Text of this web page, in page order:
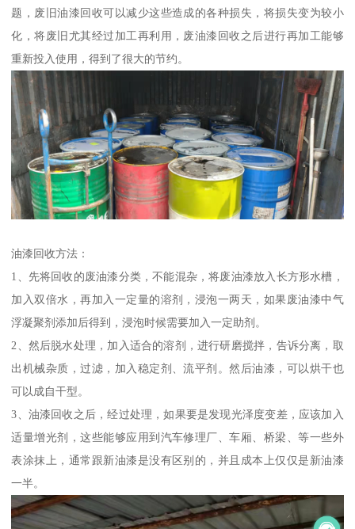
题，废旧油漆回收可以减少这些造成的各种损失，将损失变为较小
化，将废旧尤其经过加工再利用，废油漆回收之后进行再加工能够
重新投入使用，得到了很大的节约。
油漆回收方法：
1、先将回收的废油漆分类，不能混杂，将废油漆放入长方形水槽，
加入双倍水，再加入一定量的溶剂，浸泡一两天，如果废油漆中气
浮凝聚剂添加后得到，浸泡时候需要加入一定助剂。
2、然后脱水处理，加入适合的溶剂，进行研磨搅拌，告诉分离，取
出机械杂质，过滤，加入稳定剂、流平剂。然后油漆，可以烘干也
可以成自干型。
3、油漆回收之后，经过处理，如果要是发现光泽度变差，应该加入
适量增光剂，这些能够应用到汽车修理厂、车厢、桥梁、等一些外
表涂抹上，通常跟新油漆是没有区别的，并且成本上仅仅是新油漆
一半。